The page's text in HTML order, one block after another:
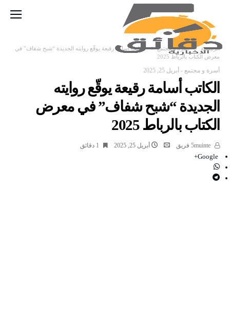
‫الرئيسية‬ أسرة و مجتمع
الكاتب أسامة رقيعة يوقّع روايته الجديدة “شبح شفاف” في
معرض الكتاب بالرباط 2025
أسرة و مجتمع - أبريل 25, 2025
الكاتب أسامة رقيعة يوقّع روايته
الجديدة “شبح شفاف” في معرض
الكتاب بالرباط 2025
أبريل 25, 2025 1 ‫دقائق‬
Google+